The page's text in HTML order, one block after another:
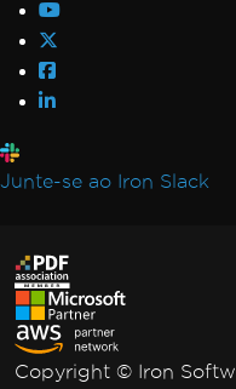
Junte-se ao Iron Slack
Copyright © Iron